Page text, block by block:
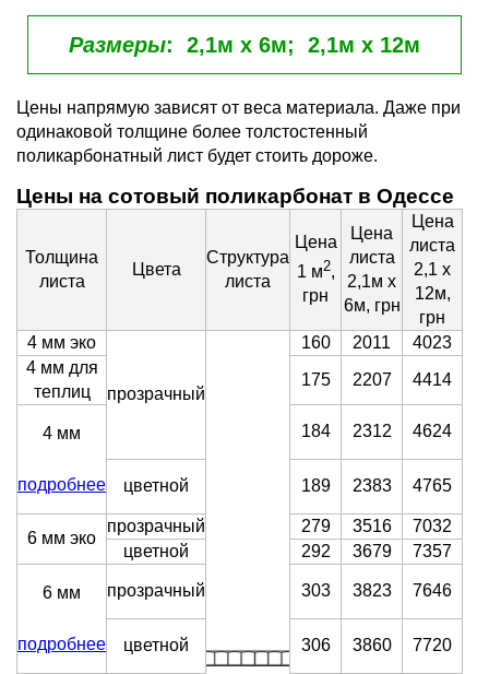
Размеры: 2,1м х 6м; 2,1м х 12м
Цены напрямую зависят от веса материала. Даже при
одинаковой толщине более толстостенный
поликарбонатный лист будет стоить дороже.
Цены на сотовый поликарбонат в Одессе
Толщина
листа
Цвета
Структура
листа
Цена
1 м2,
грн
Цена
листа
2,1м х
6м, грн
Цена
листа
2,1 х
12м,
грн
4 мм эко
прозрачный
160 2011
4023
4 мм для
теплиц
175 2207 4414
4 мм
подробнее
184 2312 4624
цветной 189 2383 4765
6 мм эко
прозрачный 279 3516
7032
цветной
292 3679 7357
6 мм
подробнее
прозрачный 303 3823 7646
цветной 306 3860 7720